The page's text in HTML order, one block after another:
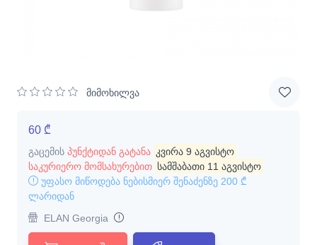
მიმოხილვა
60 ₾
გაცემის პუნქტიდან გატანა კვირა 9 აგვისტო
საკურიერო მომსახურებით სამშაბათი 11 აგვისტო
უფასო მიწოდება ნებისმიერ შენაძენზე 200 ₾
ლარიდან
ELAN Georgia